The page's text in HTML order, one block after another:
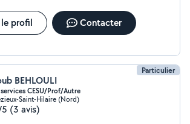
profil Contacter
Particulier
BEHLOULI
CESU/Prof/Autre
Saint-Hilaire (Nord)
(3 avis)